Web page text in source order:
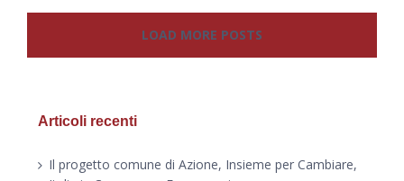
LOAD MORE POSTS
Articoli recenti
Il progetto comune di Azione, Insieme per Cambiare,